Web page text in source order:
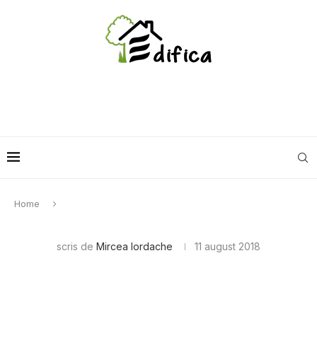
Home
scris de Mircea Iordache 11 august 2018